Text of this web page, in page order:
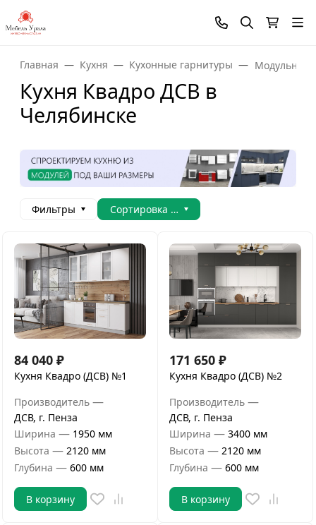
Главная Кухня Кухонные гарнитуры Модульные
Кухня Квадро ДСВ в
Челябинске
Фильтры Сортировка товаров
84 040 ₽
Кухня Квадро (ДСВ) №1
Производитель —
ДСВ, г. Пенза
Ширина — 1950 мм
Высота — 2120 мм
Глубина — 600 мм
В корзину
171 650 ₽
Кухня Квадро (ДСВ) №2
Производитель —
ДСВ, г. Пенза
Ширина — 3400 мм
Высота — 2120 мм
Глубина — 600 мм
В корзину